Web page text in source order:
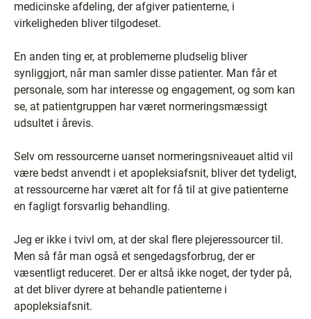
medicinske afdeling, der afgiver patienterne, i
virkeligheden bliver tilgodeset.
En anden ting er, at problemerne pludselig bliver
synliggjort, når man samler disse patienter. Man får et
personale, som har interesse og engagement, og som kan
se, at patientgruppen har været normeringsmæssigt
udsultet i årevis.
Selv om ressourcerne uanset normeringsniveauet altid vil
være bedst anvendt i et apopleksiafsnit, bliver det tydeligt,
at ressourcerne har været alt for få til at give patienterne
en fagligt forsvarlig behandling.
Jeg er ikke i tvivl om, at der skal flere plejeressourcer til.
Men så får man også et sengedagsforbrug, der er
væsentligt reduceret. Der er altså ikke noget, der tyder på,
at det bliver dyrere at behandle patienterne i
apopleksiafsnit.